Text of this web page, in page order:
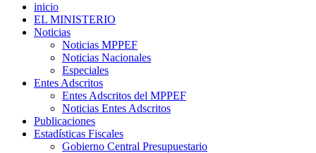
inicio
EL MINISTERIO
Noticias
Noticias MPPEF
Noticias Nacionales
Especiales
Entes Adscritos
Entes Adscritos del MPPEF
Noticias Entes Adscritos
Publicaciones
Estadísticas Fiscales
Gobierno Central Presupuestario